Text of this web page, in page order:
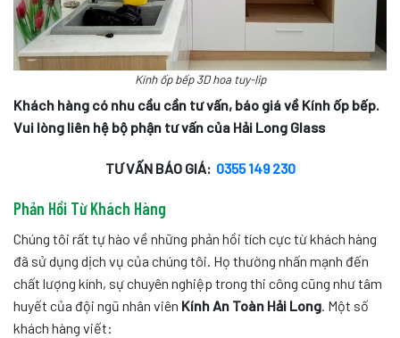
Kính ốp bếp 3D hoa tuy-lip
Khách hàng có nhu cầu cần tư vấn, báo giá về Kính ốp bếp.
Vui lòng liên hệ bộ phận tư vấn của Hải Long Glass
TƯ VẤN BÁO GIÁ: 0355 149 230
Phản Hồi Từ Khách Hàng
Chúng tôi rất tự hào về những phản hồi tích cực từ khách hàng
đã sử dụng dịch vụ của chúng tôi. Họ thường nhấn mạnh đến
chất lượng kính, sự chuyên nghiệp trong thi công cũng như tâm
huyết của đội ngũ nhân viên Kính An Toàn Hải Long. Một số
khách hàng viết: